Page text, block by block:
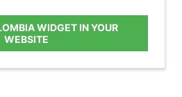
WIDGET IN YOUR
WEBSITE